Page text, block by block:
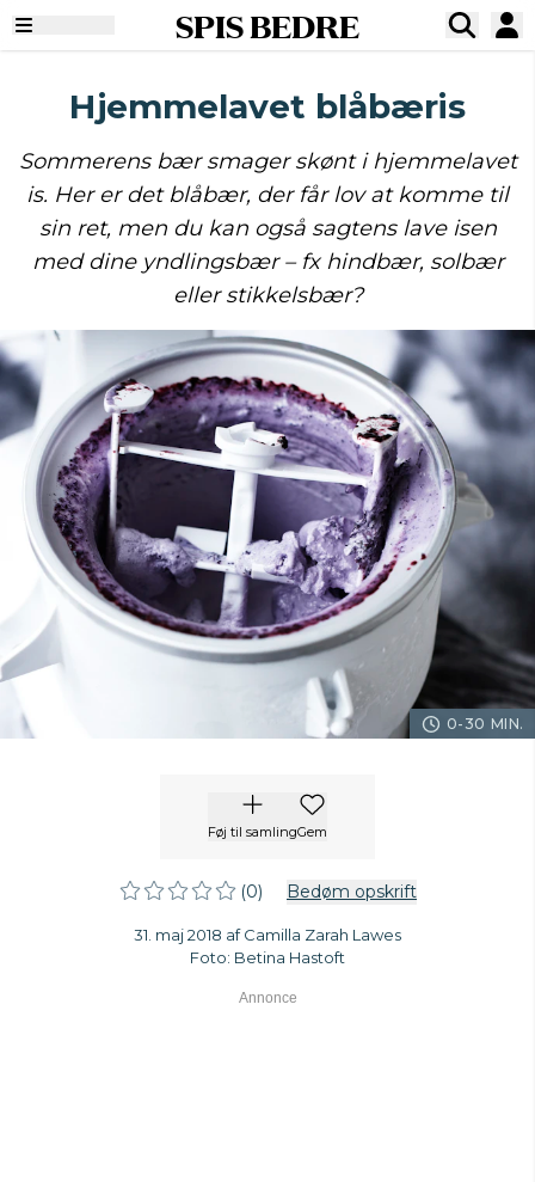
SPIS BEDRE
Hjemmelavet blåbæris
Sommerens bær smager skønt i hjemmelavet
is. Her er det blåbær, der får lov at komme til
sin ret, men du kan også sagtens lave isen
med dine yndlingsbær – fx hindbær, solbær
eller stikkelsbær?
0-30 MIN.
Føj til samlingGem
(0) Bedøm opskrift
31. maj 2018 af Camilla Zarah Lawes
Foto: Betina Hastoft